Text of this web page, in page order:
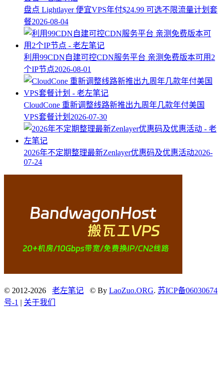
盘点 Lightlayer 便宜VPS年付$24.99 可选不限流量计划套
餐2026-08-04
利用99CDN自建可控CDN服务平台 亲测免费版本可用2
个IP节点2026-08-01
CloudCone 重新调整线路新推出九周年几款年付美国
VPS套餐计划 2026-07-30
2026年不定期整理最新Zenlayer优惠码及优惠活动2026-
07-24
© 2012-2026 老左笔记 © By LaoZuo.ORG. 苏ICP备06030674
号-1 | 关于我们